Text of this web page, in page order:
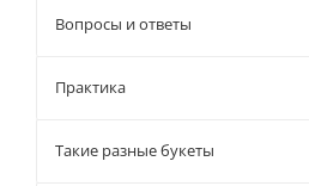
Вопросы и ответы
Практика
Такие разные букеты